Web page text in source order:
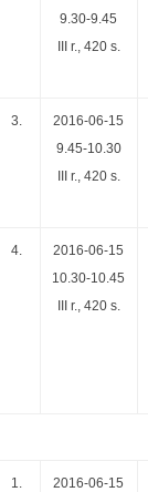
9.30-9.45
III r., 420 s.
3.
2016-06-15
9.45-10.30
III r., 420 s.
4.
2016-06-15
10.30-10.45
III r., 420 s.
1.
2016-06-15